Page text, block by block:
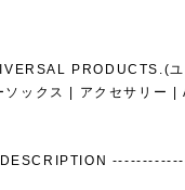
PRODUCTS.(
ソックス | アクセサリー